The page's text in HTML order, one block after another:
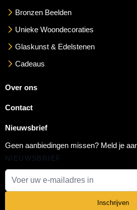
Bronzen Beelden
Unieke Woondecoraties
Glaskunst & Edelstenen
Cadeaus
Over ons
Contact
Nieuwsbrief
Geen aanbiedingen missen? Meld je
NIEUWSBRIEF
Inschrijven